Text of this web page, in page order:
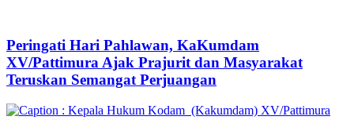
Peringati Hari Pahlawan, KaKumdam
XV/Pattimura Ajak Prajurit dan Masyarakat
Teruskan Semangat Perjuangan